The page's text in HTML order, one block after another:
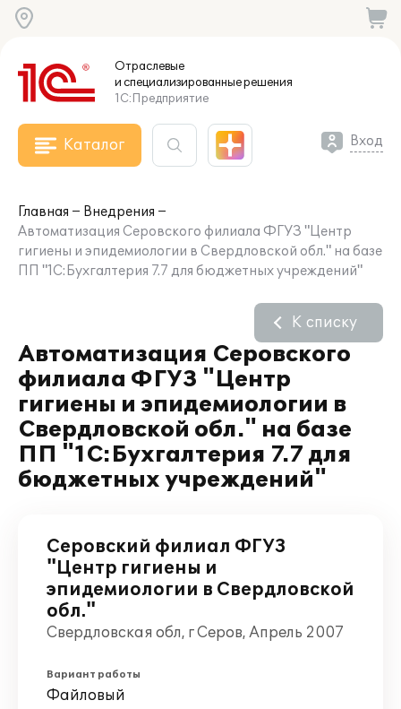
Отраслевые
и специализированныерешения
1С:Предприятие
Каталог Вход
Главная
Внедрения
Автоматизация Серовского филиала ФГУЗ "Центр
гигиены и эпидемиологии в Свердловской обл." на базе
ПП "1С:Бухгалтерия 7.7 для бюджетных учреждений"
Автоматизация Серовского
филиала ФГУЗ "Центр
гигиены и эпидемиологии в
Свердловской обл." на базе
ПП "1С:Бухгалтерия 7.7 для
бюджетных учреждений"
К списку
Серовский филиал ФГУЗ
"Центр гигиены и
эпидемиологии в Свердловской
обл."
Свердловская обл, г Серов, Апрель 2007
Вариант работы
Файловый